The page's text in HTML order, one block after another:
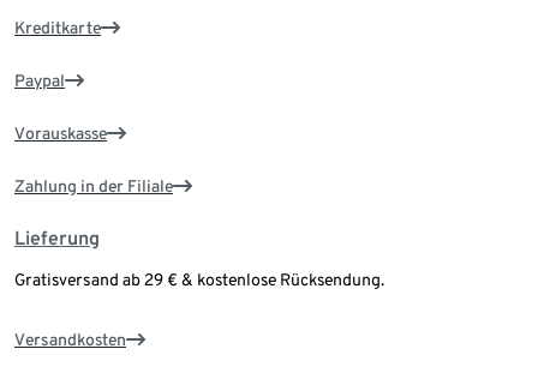
Kreditkarte
Paypal
Vorauskasse
Zahlung in der Filiale
Lieferung
Gratisversand ab 29 € & kostenlose Rücksendung.
Versandkosten